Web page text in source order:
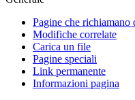
Pagine che richiamano
Modifiche correlate
Carica un file
Pagine speciali
Link permanente
Informazioni pagina